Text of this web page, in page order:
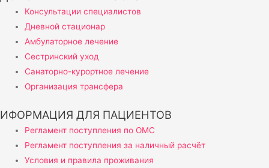
Консультации специалистов
Дневной стационар
Амбулаторное лечение
Сестринский уход
Санаторно-курортное лечение
Организация трансфера
ИФОРМАЦИЯ ДЛЯ ПАЦИЕНТОВ
Регламент поступления по ОМС
Регламент поступления за наличный расчёт
Условия и правила проживания